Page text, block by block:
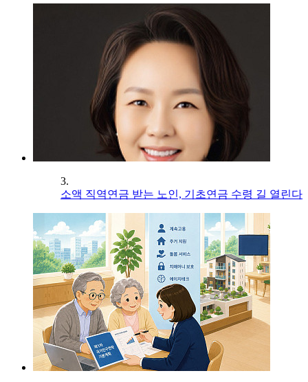
3.
소액 직역연금 받는 노인, 기초연금 수령 길 열린다